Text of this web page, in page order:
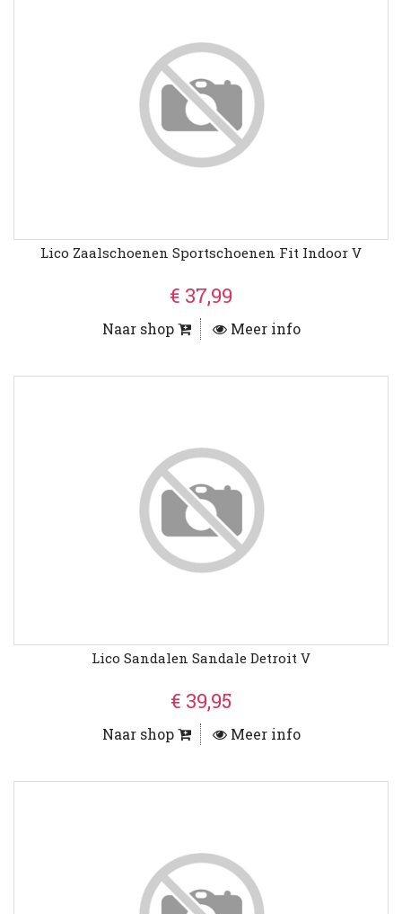
Lico Zaalschoenen Sportschoenen Fit Indoor V
€ 37,99
Naar shop Meer info
Lico Sandalen Sandale Detroit V
€ 39,95
Naar shop Meer info